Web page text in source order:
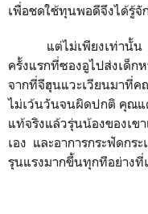
เพื่อชดใช้ทุนพอดีจึงได้รู้จั
แต่ไม่เพียงเท่านั้น
ครั้งแรกที่ซองอูไปส่งเด็
จากที่จีฮุนแวะเวียนมาที่ค
ไม่เว้นวันจนผิดปกติ คุณแ
แท้จริงแล้วรุ่นน้องของเ
เอง และอาการกระฟัดกร
รุนแรงมากขึ้นทุกทีอย่าง